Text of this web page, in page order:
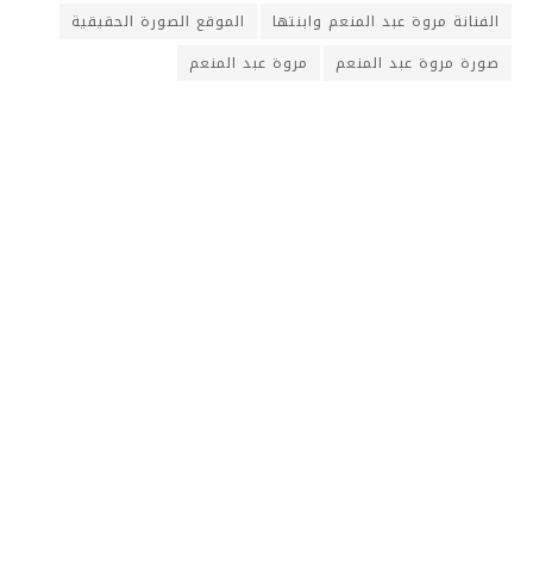
الفنانة مروة عبد المنعم وابنتها
الموقع الصورة الحقيقية
صورة مروة عبد المنعم
مروة عبد المنعم